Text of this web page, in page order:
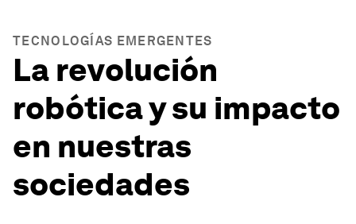
TECNOLOGÍAS EMERGENTES
La revolución
robótica y su impacto
en nuestras
sociedades